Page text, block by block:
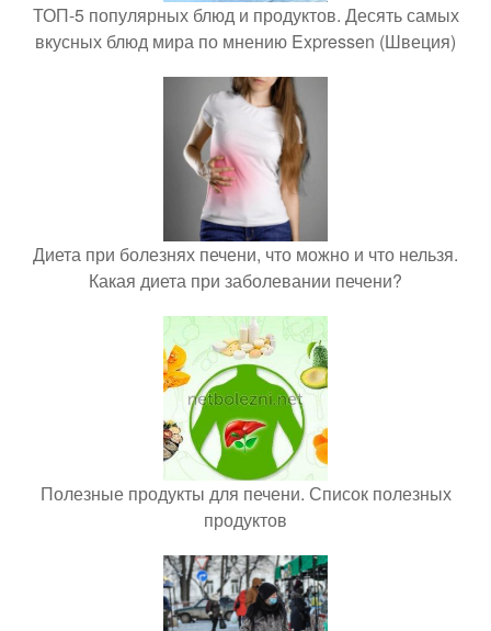
ТОП-5 популярных блюд и продуктов. Десять самых
вкусных блюд мира по мнению Expressen (Швеция)
Диета при болезнях печени, что можно и что нельзя.
Какая диета при заболевании печени?
Полезные продукты для печени. Список полезных
продуктов